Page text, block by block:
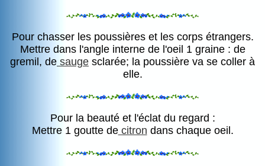
Pour chasser les poussières et les corps étrangers.
Mettre dans l'angle interne de l'oeil 1 graine : de
gremil, de sauge sclarée; la poussière va se coller à
elle.
Pour la beauté et l'éclat du regard :
Mettre 1 goutte decitron dans chaque oeil.